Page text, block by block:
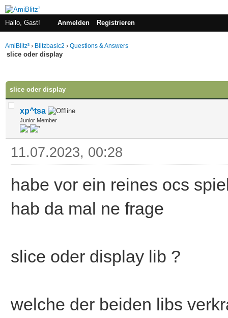
Hallo, Gast! Anmelden Registrieren
AmiBlitz³ › Blitzbasic2 › Questions & Answers
slice oder display
slice oder display
xp^tsa
Junior Member
11.07.2023, 00:28
habe vor ein reines ocs
hab da mal ne frage
slice oder display lib ?
welche der beiden libs